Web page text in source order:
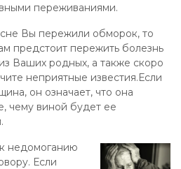
переживаниями.
Вы пережили обморок, то
предстоит пережить болезнь
Ваших родных, а также скоро
неприятные известия.Если
он означает, что она
чему виной будет ее
недомоганию
Если